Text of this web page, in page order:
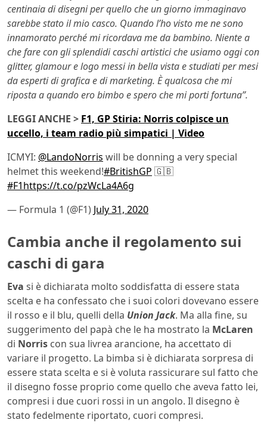
centinaia di disegni per quello che un giorno immaginavo
sarebbe stato il mio casco. Quando l’ho visto me ne sono
innamorato perché mi ricordava me da bambino. Niente a
che fare con gli splendidi caschi artistici che usiamo oggi con
glitter, glamour e logo messi in bella vista e studiati per mesi
da esperti di grafica e di marketing. È qualcosa che mi
riposta a quando ero bimbo e spero che mi porti fortuna”.
LEGGI ANCHE > F1, GP Stiria: Norris colpisce un
uccello, i team radio più simpatici | Video
ICMYI: @LandoNorris will be donning a very special
helmet this weekend!#BritishGP 🇬🇧
#F1https://t.co/pzWcLa4A6g
— Formula 1 (@F1) July 31, 2020
Cambia anche il regolamento sui
caschi di gara
Eva si è dichiarata molto soddisfatta di essere stata
scelta e ha confessato che i suoi colori dovevano essere
il rosso e il blu, quelli della Union Jack. Ma alla fine, su
suggerimento del papà che le ha mostrato la McLaren
di Norris con sua livrea arancione, ha accettato di
variare il progetto. La bimba si è dichiarata sorpresa di
essere stata scelta e si è voluta rassicurare sul fatto che
il disegno fosse proprio come quello che aveva fatto lei,
compresi i due cuori rossi in un angolo. Il disegno è
stato fedelmente riportato, cuori compresi.